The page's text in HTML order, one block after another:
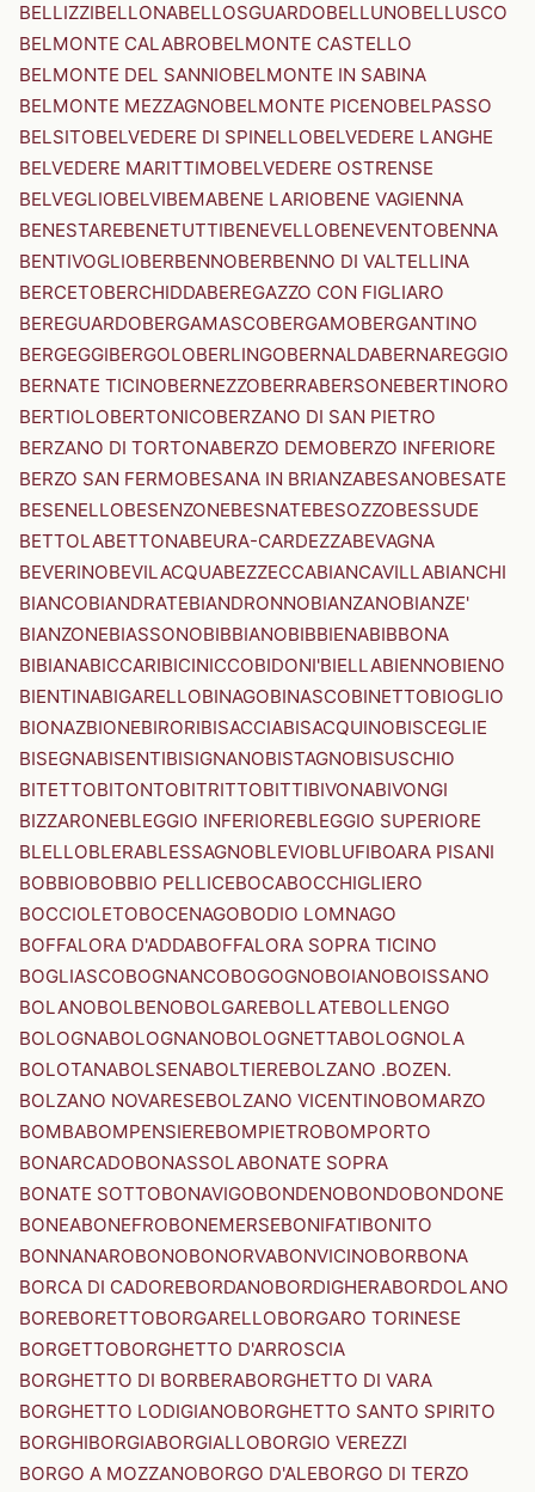
BELLIZZIBELLONABELLOSGUARDOBELLUNOBELLUSCO
BELMONTE CALABROBELMONTE CASTELLO
BELMONTE DEL SANNIOBELMONTE IN SABINA
BELMONTE MEZZAGNOBELMONTE PICENOBELPASSO
BELSITOBELVEDERE DI SPINELLOBELVEDERE LANGHE
BELVEDERE MARITTIMOBELVEDERE OSTRENSE
BELVEGLIOBELVIBEMABENE LARIOBENE VAGIENNA
BENESTAREBENETUTTIBENEVELLOBENEVENTOBENNA
BENTIVOGLIOBERBENNOBERBENNO DI VALTELLINA
BERCETOBERCHIDDABEREGAZZO CON FIGLIARO
BEREGUARDOBERGAMASCOBERGAMOBERGANTINO
BERGEGGIBERGOLOBERLINGOBERNALDABERNAREGGIO
BERNATE TICINOBERNEZZOBERRABERSONEBERTINORO
BERTIOLOBERTONICOBERZANO DI SAN PIETRO
BERZANO DI TORTONABERZO DEMOBERZO INFERIORE
BERZO SAN FERMOBESANA IN BRIANZABESANOBESATE
BESENELLOBESENZONEBESNATEBESOZZOBESSUDE
BETTOLABETTONABEURA-CARDEZZABEVAGNA
BEVERINOBEVILACQUABEZZECCABIANCAVILLABIANCHI
BIANCOBIANDRATEBIANDRONNOBIANZANOBIANZE'
BIANZONEBIASSONOBIBBIANOBIBBIENABIBBONA
BIBIANABICCARIBICINICCOBIDONI'BIELLABIENNOBIENO
BIENTINABIGARELLOBINAGOBINASCOBINETTOBIOGLIO
BIONAZBIONEBIRORIBISACCIABISACQUINOBISCEGLIE
BISEGNABISENTIBISIGNANOBISTAGNOBISUSCHIO
BITETTOBITONTOBITRITTOBITTIBIVONABIVONGI
BIZZARONEBLEGGIO INFERIOREBLEGGIO SUPERIORE
BLELLOBLERABLESSAGNOBLEVIOBLUFIBOARA PISANI
BOBBIOBOBBIO PELLICEBOCABOCCHIGLIERO
BOCCIOLETOBOCENAGOBODIO LOMNAGO
BOFFALORA D'ADDABOFFALORA SOPRA TICINO
BOGLIASCOBOGNANCOBOGOGNOBOIANOBOISSANO
BOLANOBOLBENOBOLGAREBOLLATEBOLLENGO
BOLOGNABOLOGNANOBOLOGNETTABOLOGNOLA
BOLOTANABOLSENABOLTIEREBOLZANO .BOZEN.
BOLZANO NOVARESEBOLZANO VICENTINOBOMARZO
BOMBABOMPENSIEREBOMPIETROBOMPORTO
BONARCADOBONASSOLABONATE SOPRA
BONATE SOTTOBONAVIGOBONDENOBONDOBONDONE
BONEABONEFROBONEMERSEBONIFATIBONITO
BONNANAROBONOBONORVABONVICINOBORBONA
BORCA DI CADOREBORDANOBORDIGHERABORDOLANO
BOREBORETTOBORGARELLOBORGARO TORINESE
BORGETTOBORGHETTO D'ARROSCIA
BORGHETTO DI BORBERABORGHETTO DI VARA
BORGHETTO LODIGIANOBORGHETTO SANTO SPIRITO
BORGHIBORGIABORGIALLOBORGIO VEREZZI
BORGO A MOZZANOBORGO D'ALEBORGO DI TERZO